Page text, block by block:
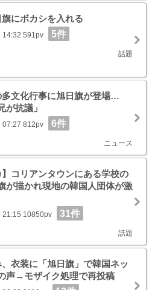
にボカシを入れる
14:32 591pv 5件
話題
多文化行事に旭日旗が登場…
が抗議」
07:27 812pv 6件
ニュース
コリアンタウンにある学校の
が描かれ現地の韓国人団体が激
21:15 10850pv 31件
話題
衣装に「旭日旗」で韓国ネッ
声→モザイク処理で再投稿